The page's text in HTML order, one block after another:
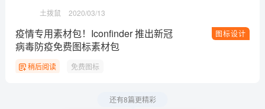
土拨鼠 2020/03/13
图标设计
疫情专用素材包！Iconfinder 推出新冠
病毒防疫免费图标素材包
稍后阅读 免费图标
还有8篇更精彩